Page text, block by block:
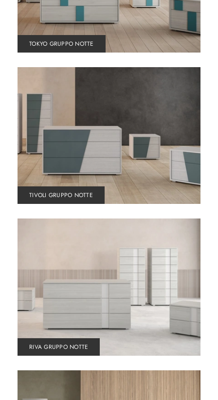
TOKYO GRUPPO NOTTE
TIVOLI GRUPPO NOTTE
RIVA GRUPPO NOTTE